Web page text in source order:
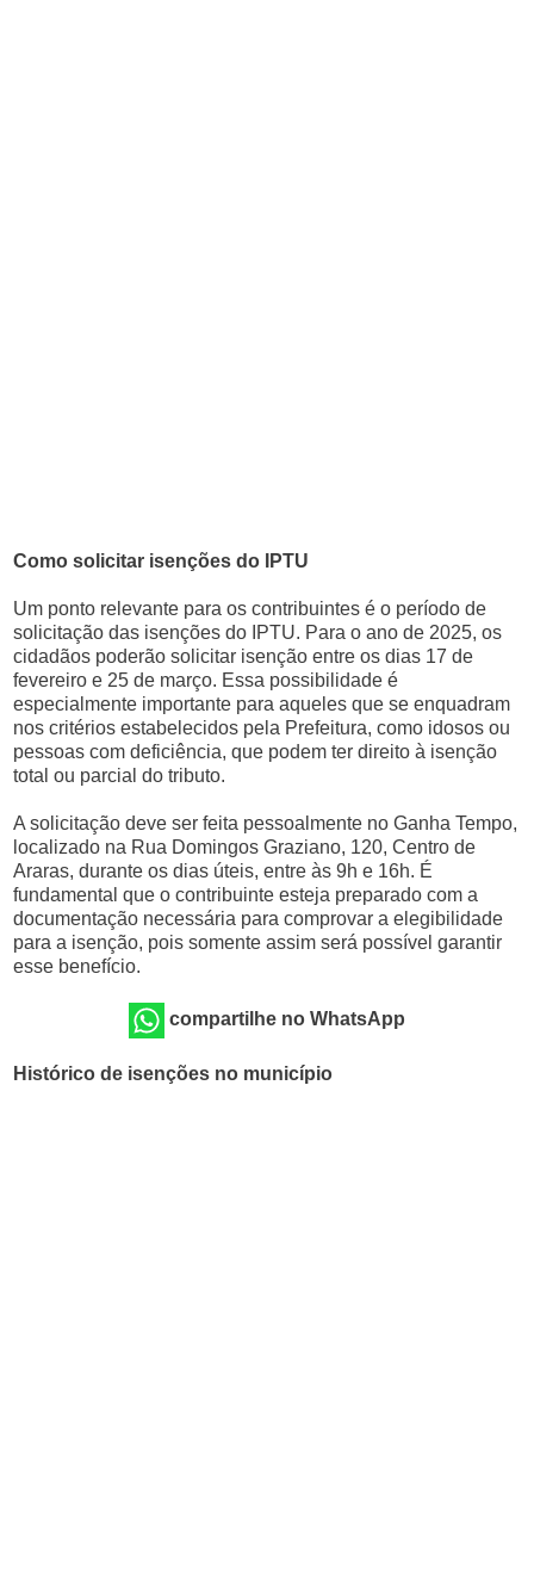
Como solicitar isenções do IPTU
Um ponto relevante para os contribuintes é o período de
solicitação das isenções do IPTU. Para o ano de 2025, os
cidadãos poderão solicitar isenção entre os dias 17 de
fevereiro e 25 de março. Essa possibilidade é
especialmente importante para aqueles que se enquadram
nos critérios estabelecidos pela Prefeitura, como idosos ou
pessoas com deficiência, que podem ter direito à isenção
total ou parcial do tributo.
A solicitação deve ser feita pessoalmente no Ganha Tempo,
localizado na Rua Domingos Graziano, 120, Centro de
Araras, durante os dias úteis, entre às 9h e 16h. É
fundamental que o contribuinte esteja preparado com a
documentação necessária para comprovar a elegibilidade
para a isenção, pois somente assim será possível garantir
esse benefício.
compartilhe no WhatsApp
Histórico de isenções no município